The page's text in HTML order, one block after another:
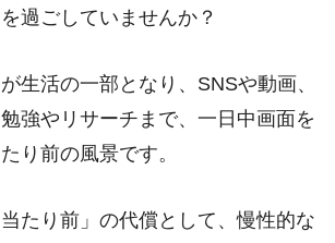
過ごしていませんか？
生活の一部となり、SNSや動画、
強やリサーチまで、一日中画面を
り前の風景です。
たり前」の代償として、慢性的な